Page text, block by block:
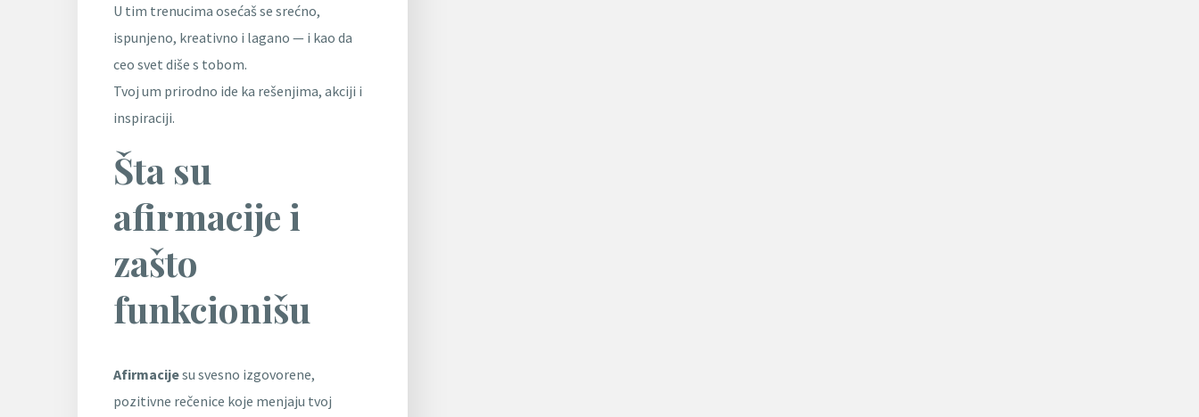
U tim trenucima osećaš se srećno,
ispunjeno, kreativno i lagano — i kao da
ceo svet diše s tobom.
Tvoj um prirodno ide ka rešenjima, akciji i
inspiraciji.
Šta su
afirmacije i
zašto
funkcionišu
Afirmacijesu svesno izgovorene,
pozitivne rečenice koje menjaju tvoj